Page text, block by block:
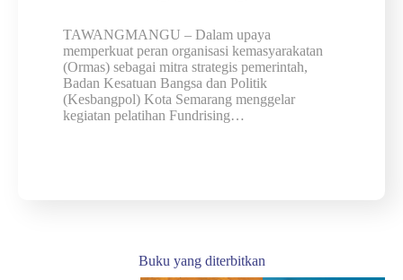
TAWANGMANGU – Dalam upaya
memperkuat peran organisasi kemasyarakatan
(Ormas) sebagai mitra strategis pemerintah,
Badan Kesatuan Bangsa dan Politik
(Kesbangpol) Kota Semarang menggelar
kegiatan pelatihan Fundrising…
Buku yang diterbitkan